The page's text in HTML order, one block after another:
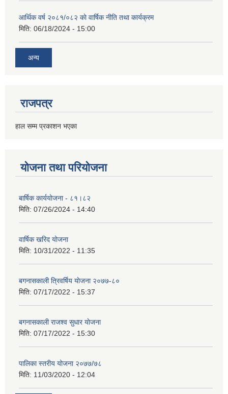
आर्थिक वर्ष २०८१/०८२ काे वार्षिक नीति तथा कार्यक्रम
मिति: 06/18/2024 - 15:00
अन्य
राजपत्र
हाल सम्म प्रकाशन भएका
योजना तथा परियोजना
बार्षिक कार्ययोजना - ८१।८२
मिति: 07/26/2024 - 14:40
वार्षिक खरिद योजना
मिति: 10/31/2022 - 11:35
बगनासकाली त्रिवर्षिय याेजना २०७७-८०
मिति: 07/17/2022 - 15:37
बगनासकाली राजश्व सुधार याेजना
मिति: 07/17/2022 - 15:30
पालिका स्तरीय योजना २०७७/७८
मिति: 11/03/2020 - 12:04